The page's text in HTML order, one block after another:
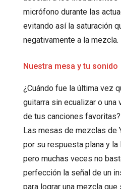
micrófono durante las
evitando así la saturación
negativamente a la mezcla.
Nuestra mesa y tu sonido
¿Cuándo fue la última vez
guitarra sin ecualizar o
de tus canciones
Las mesas de mezclas de
por su respuesta plana y
pero muchas veces no
perfección la señal de un
para lograr una mezcla